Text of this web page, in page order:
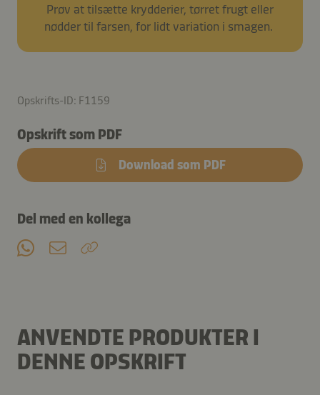
Prøv at tilsætte krydderier, tørret frugt eller
nødder til farsen, for lidt variation i smagen.
Opskrifts-ID: F1159
Opskrift som PDF
Download som PDF
Del med en kollega
ANVENDTE PRODUKTER I
DENNE OPSKRIFT